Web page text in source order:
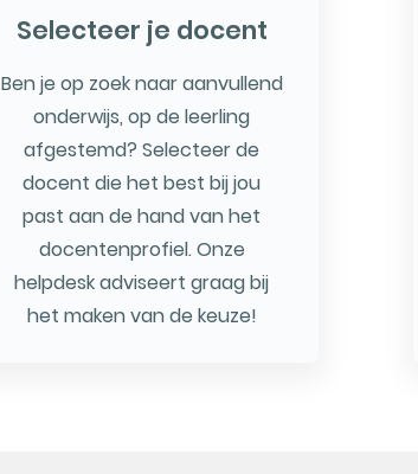
Selecteer je docent
Ben je op zoek naar aanvullend
onderwijs, op de leerling
afgestemd? Selecteer de
docent die het best bij jou
past aan de hand van het
docentenprofiel. Onze
helpdesk adviseert graag bij
het maken van de keuze!